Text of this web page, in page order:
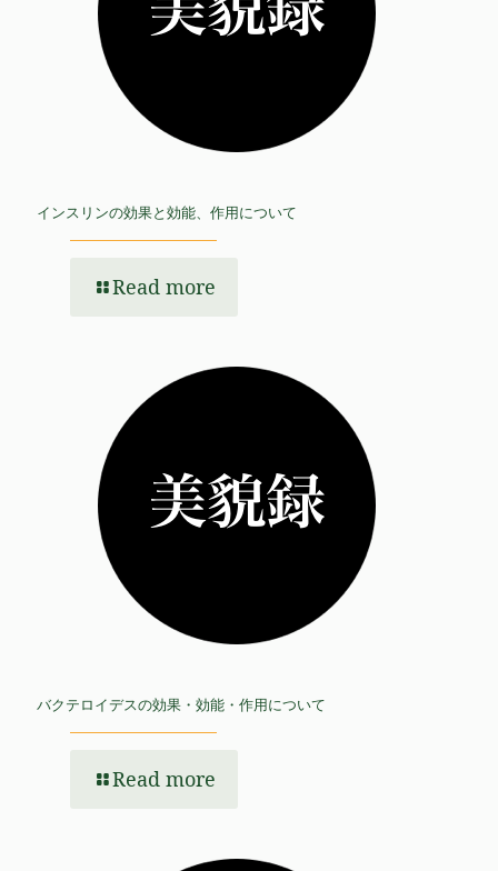
インスリンの効果と効能、作用について
Read more
バクテロイデスの効果・効能・作用について
Read more